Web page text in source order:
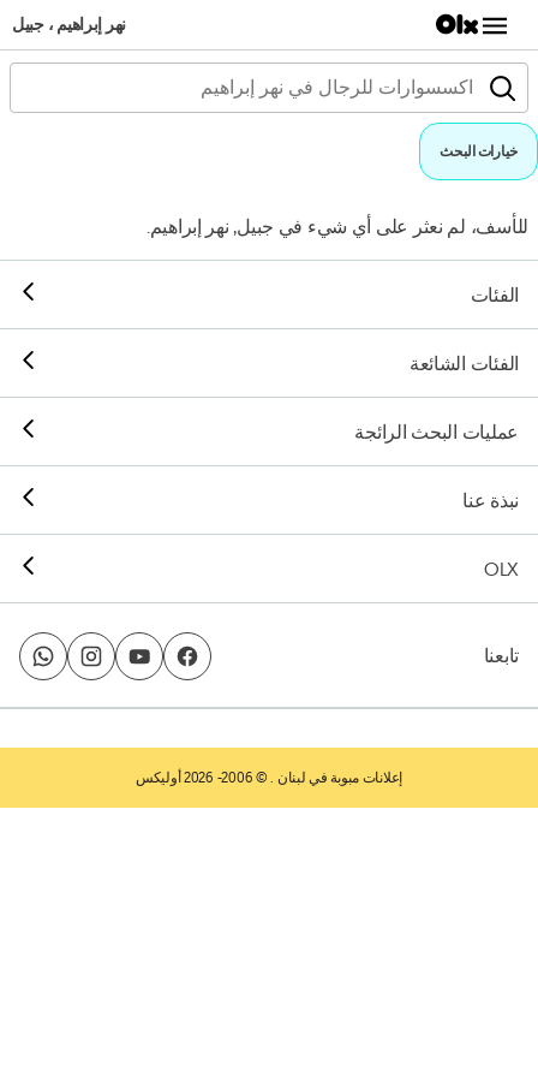
نهر إبراهيم ، جبيل
خيارات البحث
للأسف، لم نعثر على أي شيء في جبيل, نهر إبراهيم.
الفئات
الفئات الشائعة
عمليات البحث الرائجة
نبذة عنا
OLX
تابعنا
إعلانات مبوبة في لبنان . © 2006- 2026 أوليكس